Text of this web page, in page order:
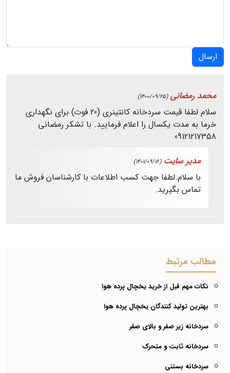
ارسال
محمد رمضانی (1400/09/25)
سلام لطفا قیمت سردخانه کانتینری (20 فوت) برای نگهداری
خرما به مدت یکسال را اعلام فرمایید. با تشکر رمضانی
09121217358
مدیر سایت (1401/09/16)
با سلام.لطفا جهت کسب اطلاعات با کارشناسان فروش ما
تماس بگیرید.
مطالب مرتبط
نکات مهم قبل از خرید یخچال پرده هوا
بهترین تولید کنندگان یخچال پرده هوا
سردخانه زیر صفر و بالای صفر
سردخانه ثابت و متحرک
سردخانه بستنی